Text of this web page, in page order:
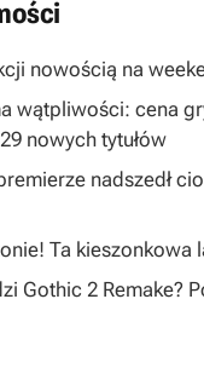
nowością na
wątpliwości: cena
nowych tytułów
nadszedł
Ta kieszonkowa
Gothic 2 Remake?